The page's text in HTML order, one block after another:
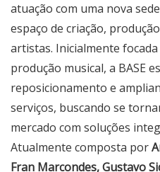
atuação com uma nova
espaço de criação,
artistas. Inicialmente
produção musical, a BASE
reposicionamento e
serviços, buscando se
mercado com soluções
Atualmente composta por
Fran Marcondes, Gustavo